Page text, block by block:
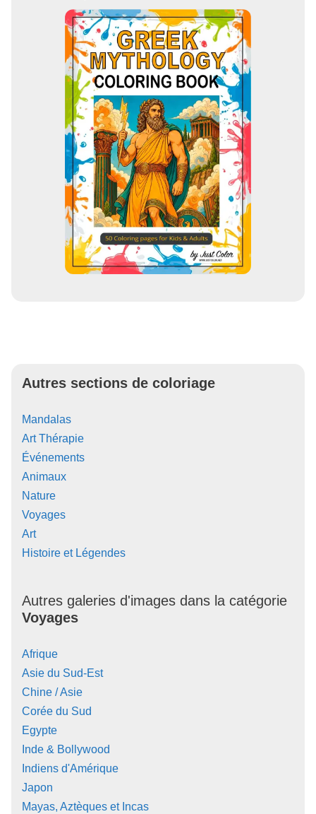
Autres sections de coloriage
Mandalas
Art Thérapie
Événements
Animaux
Nature
Voyages
Art
Histoire et Légendes
Autres galeries d'images dans la catégorie
Voyages
Afrique
Asie du Sud-Est
Chine / Asie
Corée du Sud
Egypte
Inde & Bollywood
Indiens d'Amérique
Japon
Mayas, Aztèques et Incas